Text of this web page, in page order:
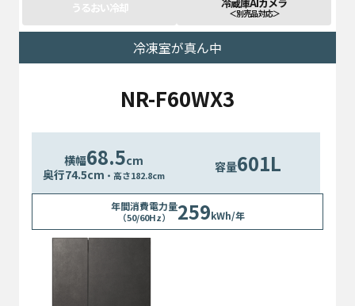
うるおい冷却 ＜別売品 対応＞
冷凍室が真ん中
NR-F60WX3
横幅68.5cm
奥行74.5cm ・高さ182.8cm
容量601L
年間消費電力量
（50/60Hz） 259kWh/年